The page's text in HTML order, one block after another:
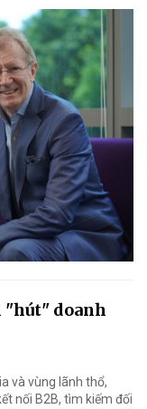
"hút" doanh
và vùng lãnh thổ,
nối B2B, tìm kiếm đối